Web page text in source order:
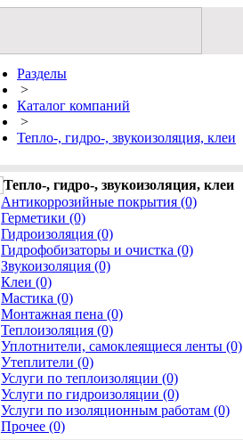
Разделы
>
Каталог компаний
>
Тепло-, гидро-, звукоизоляция, клеи
Тепло-, гидро-, звукоизоляция, клеи
Антикоррозийные покрытия (0)
Герметики (0)
Гидроизоляция (0)
Гидрофобизаторы и очистка (0)
Звукоизоляция (0)
Клеи (0)
Мастика (0)
Монтажная пена (0)
Теплоизоляция (0)
Уплотнители, самоклеящиеся ленты (0)
Утеплители (0)
Услуги по теплоизоляции (0)
Услуги по гидроизоляции (0)
Услуги по изоляционным работам (0)
Прочее (0)